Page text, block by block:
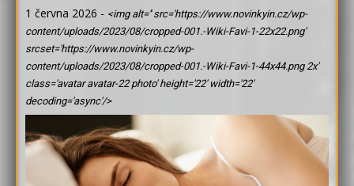
1 června 2026 - <img alt='' src='https://www.novinkyin.cz/wp-
content/uploads/2023/08/cropped-001.-Wiki-Favi-1-22x22.png'
srcset='https://www.novinkyin.cz/wp-
content/uploads/2023/08/cropped-001.-Wiki-Favi-1-44x44.png 2x'
class='avatar avatar-22 photo' height='22' width='22'
decoding='async'/>